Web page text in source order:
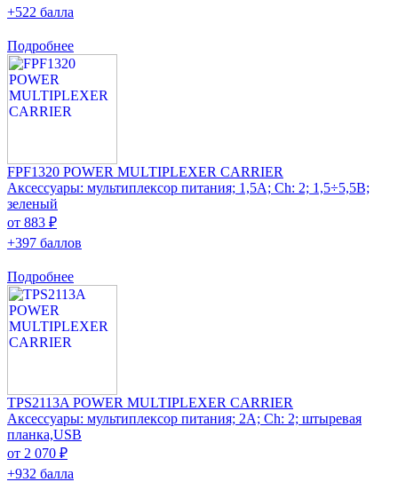
+522 балла
Подробнее
FPF1320 POWER MULTIPLEXER CARRIER
Аксессуары: мультиплексор питания; 1,5А; Ch: 2; 1,5÷5,5В;
зеленый
от 883 ₽
+397 баллов
Подробнее
TPS2113A POWER MULTIPLEXER CARRIER
Аксессуары: мультиплексор питания; 2А; Ch: 2; штыревая
планка,USB
от 2 070 ₽
+932 балла